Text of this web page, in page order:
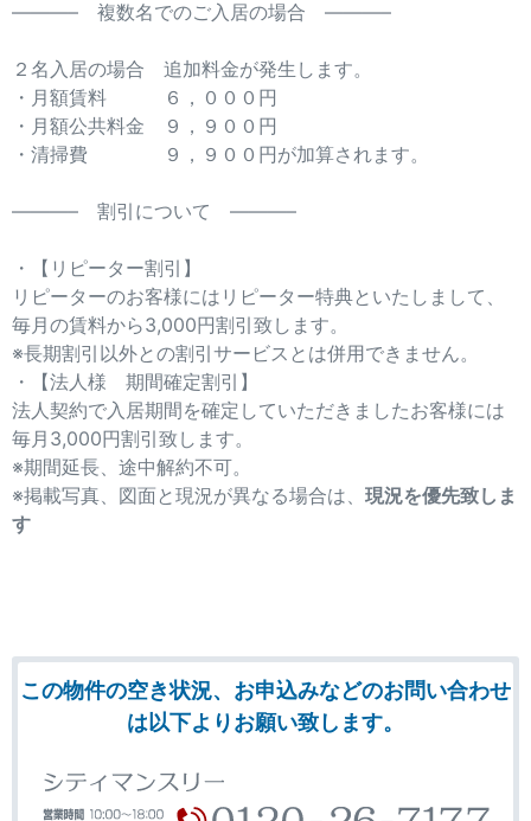
———– 複数名でのご入居の場合 ———–
２名入居の場合 追加料金が発生します。
・月額賃料 ６，０００円
・月額公共料金 ９，９００円
・清掃費 ９，９００円が加算されます。
———– 割引について ———–
・【リピーター割引】
リピーターのお客様にはリピーター特典といたしまして、
毎月の賃料から3,000円割引致します。
※長期割引以外との割引サービスとは併用できません。
・【法人様 期間確定割引】
法人契約で入居期間を確定していただきましたお客様には
毎月3,000円割引致します。
※期間延長、途中解約不可。
※掲載写真、図面と現況が異なる場合は、 現況を優先致しま
す
この物件の空き状況、お申込みなどのお問い合わせ
は以下よりお願い致します。